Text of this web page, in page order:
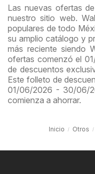
Las nuevas ofertas
nuestro sitio web.
populares de todo
su amplio catálogo y
más reciente siendo
ofertas comenzó el
de descuentos
Este folleto de
01/06/2026 - 30/06/
comienza a ahorrar.
Inicio Otros